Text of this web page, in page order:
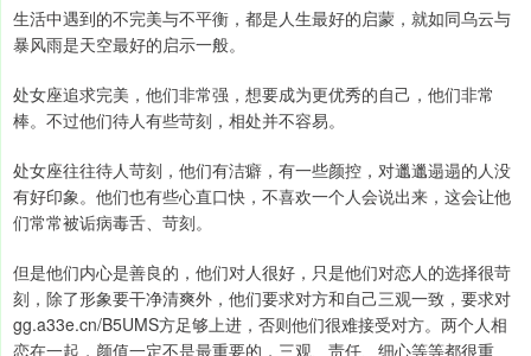
生活中遇到的不完美与不平衡，都是人生最好的启蒙，就如同乌云与
暴风雨是天空最好的启示一般。
处女座追求完美，他们非常强，想要成为更优秀的自己，他们非常
棒。不过他们待人有些苛刻，相处并不容易。
处女座往往待人苛刻，他们有洁癖，有一些颜控，对邋邋遢遢的人没
有好印象。他们也有些心直口快，不喜欢一个人会说出来，这会让他
们常常被诟病毒舌、苛刻。
但是他们内心是善良的，他们对人很好，只是他们对恋人的选择很苛
刻，除了形象要干净清爽外，他们要求对方和自己三观一致，要求对
gg.a33e.cn/B5UMS方足够上进，否则他们很难接受对方。两个人相
恋在一起，颜值一定不是最重要的，三观、责任、细心等等都很重